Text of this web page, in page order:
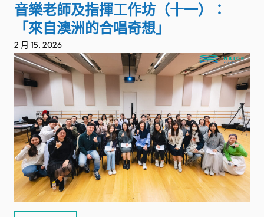
音樂老師及指揮工作坊（十一）：
「來自澳洲的合唱奇想」
2 月 15, 2026